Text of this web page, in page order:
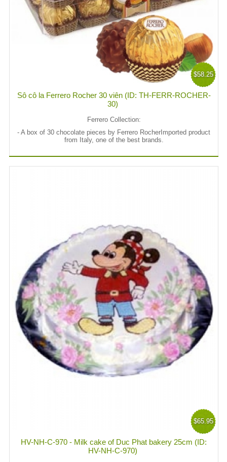
$58.25
Sô cô la Ferrero Rocher 30 viên (ID: TH-FERR-ROCHER-
30)
Ferrero Collection:
- A box of 30 chocolate pieces by Ferrero RocherImported product
from Italy, one of the best brands.
$65.95
HV-NH-C-970 - Milk cake of Duc Phat bakery 25cm (ID:
HV-NH-C-970)